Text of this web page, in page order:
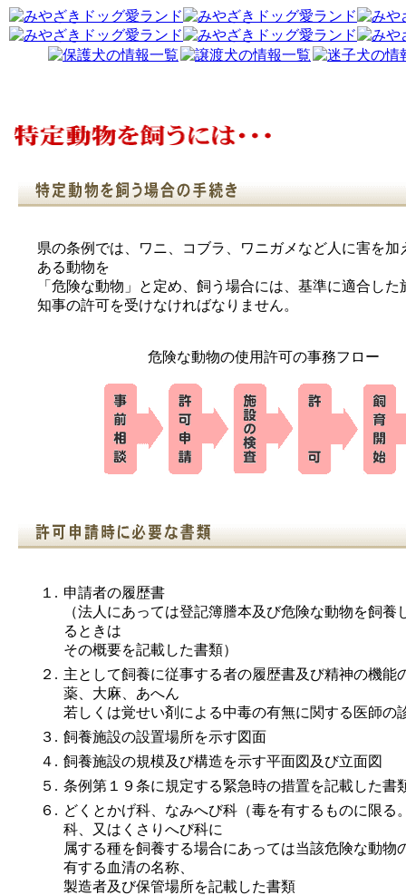
県の条例では、ワニ、コブラ、ワニガメなど人に害を加
ある動物を
「危険な動物」と定め、飼う場合には、基準に適合した
知事の許可を受けなければなりません。
危険な動物の使用許可の事務フロー
１. 申請者の履歴書
（法人にあっては登記簿謄本及び危険な動物を飼養
るときは
その概要を記載した書類）
２. 主として飼養に従事する者の履歴書及び精神の機能
薬、大麻、あへん
若しくは覚せい剤による中毒の有無に関する医師の
３. 飼養施設の設置場所を示す図面
４. 飼養施設の規模及び構造を示す平面図及び立面図
５. 条例第１９条に規定する緊急時の措置を記載した書
６. どくとかげ科、なみへび科（毒を有するものに限る
科、又はくさりへび科に
属する種を飼養する場合にあっては当該危険な動物
有する血清の名称、
製造者及び保管場所を記載した書類